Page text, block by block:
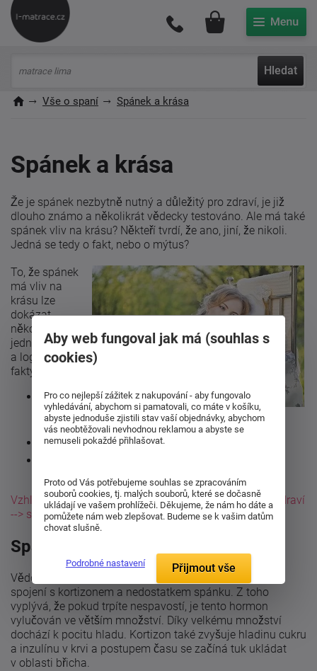
Hledat
Můj účet
Vše o spaní Spánek a krása
Spánek a krása
Že je spánek nezbytně nutný a důležitý pro zdraví, je již
dlouho známo a několikrát vědecky testováno. Ale má také
spánek vliv na krásu? Někteří tvrdí, že ano, jiní, že nikoli.
Jedná se tedy o fakt, nebo o mýtus?
To, že spánek
má vliv na
krásu lze
dokázat
několika
jednoduchými
a logickými
fakty:
cítíme se
dobře –
vypadáme dobře
pleť je zářivá bez kruhů pod očima
Vzhled také odráží zdraví --> spánek má vliv na naše zdraví
--> spánek je tedy pro krásu potřebný.
Spánek a tělesná váha
Vědci zjistili, že vliv na váhu má stresový hormon ve
spojení s kortizonem a nedostatkem spánku. Z toho
vyplývá, že pokud trpíte nespavostí, je tento hormon
vylučován ve větším množství. Díky velkému množství
dochází k pocitu hladu. Kortizon také zvyšuje hladinu cukru
a inzulínu v krvi a postupem času se začíná tuk ukládat
v oblasti břicha.
Aby web fungoval jak má (souhlas s
cookies)
Pro co nejlepší zážitek z nakupování - aby fungovalo
vyhledávání, abychom si pamatovali, co máte v košíku,
abyste jednoduše zjistili stav vaší objednávky, abychom
vás neobtěžovali nevhodnou reklamou a abyste se
nemuseli pokaždé přihlašovat.
Proto od Vás potřebujeme souhlas se zpracováním
souborů cookies, tj. malých souborů, které se dočasně
ukládají ve vašem prohlížeči. Děkujeme, že nám ho dáte a
pomůžete nám web zlepšovat. Budeme se k vašim datům
chovat slušně.
Podrobné nastavení Přijmout vše